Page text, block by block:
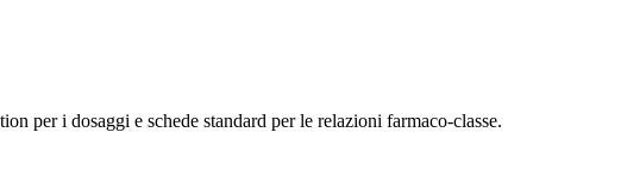
per i dosaggi e schede standard per le relazioni farmaco-classe.